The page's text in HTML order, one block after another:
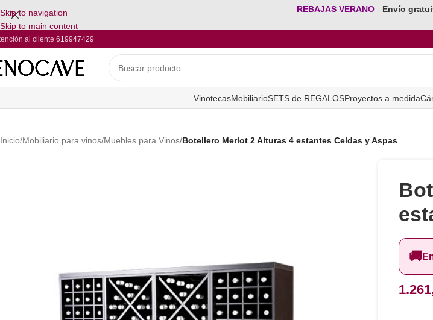
Skip to navigation
Skip to main content
REBAJAS VERANO - Envío
al cliente 619947429
VinotecasMobiliarioSETS de REGALOSProyectos a medida
Inicio/Mobiliario para vinos/Muebles para Vinos/Botellero Merlot 2 Alturas 4 estantes Celdas y Aspas
🚚